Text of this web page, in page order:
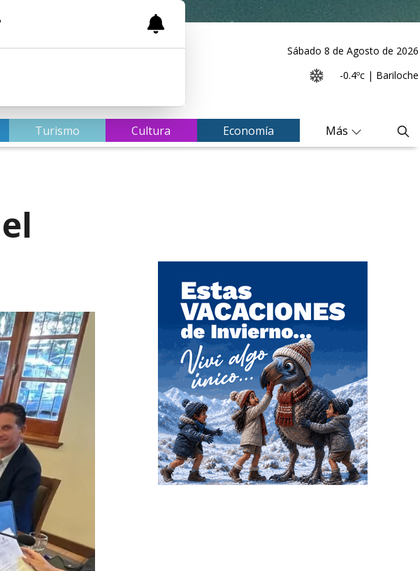
Sábado 8 de Agosto de 2026
-0.4ºc | Bariloche
Turismo Cultura Economía Más